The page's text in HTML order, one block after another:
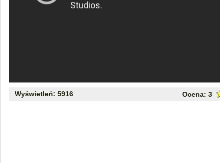
Wyświetleń: 5916 Ocena: 3